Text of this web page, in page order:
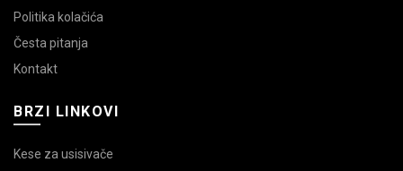
Politika kolačića
Česta pitanja
Kontakt
BRZI LINKOVI
Kese za usisivače